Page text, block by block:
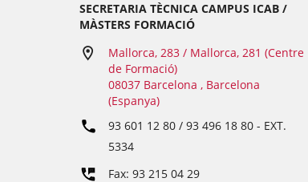
SECRETARIA TÈCNICA CAMPUS ICAB /
MÀSTERS FORMACIÓ
Mallorca, 283 / Mallorca, 281 (Centre
de Formació)
08037 Barcelona , Barcelona
(Espanya)
93 601 12 80 / 93 496 18 80 - EXT.
5334
Fax: 93 215 04 29